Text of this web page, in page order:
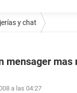
y chat
mensager mas
a las 04:27